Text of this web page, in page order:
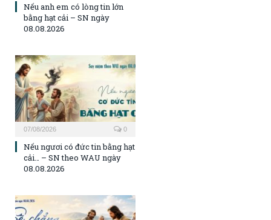
Nếu anh em có lòng tin lớn
bằng hạt cải – SN ngày
08.08.2026
07/08/2026 0
Nếu ngươi có đức tin bằng hạt
cải… – SN theo WAU ngày
08.08.2026